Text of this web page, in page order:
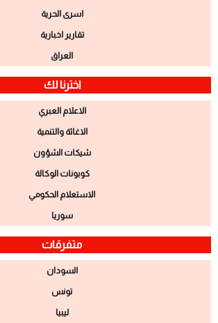
اسرى الحرية
تقارير اخبارية
العراق
اخترنا لك
الاعلام العبري
الاغاثة والتنمية
شيكات الشؤون
كوبونات الوكالة
الاستعلام الحكومي
سوريا
متفرقات
السودان
تونس
ليبيا